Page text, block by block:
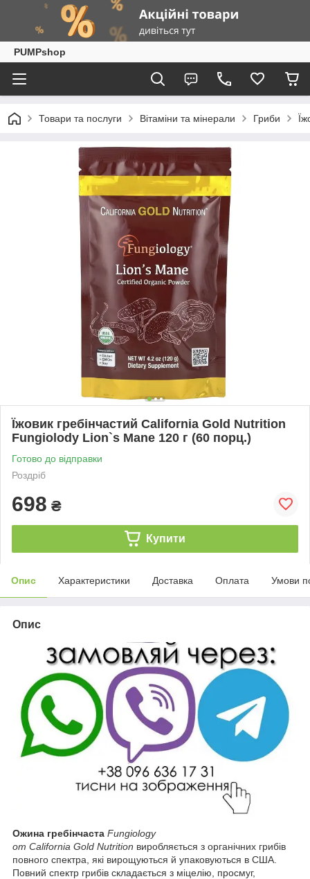
PUMPshop
Товари та послуги Вітаміни та мінерали Гриби
Їжовик гребінчастий California Gold Nutrition
Fungiolody Lion`s Mane 120 г (60 порц.)
Готово до відправки
Роздріб
698 ₴
Купити
Опис Характеристики Доставка Оплата Умови
Опис
Ожина гребінчаста Fungiology
от California Gold Nutrition виробляється з органічних грибів
повного спектра, які вирощуються й упаковуються в США.
Повний спектр грибів складається з міцелію, просмуг,